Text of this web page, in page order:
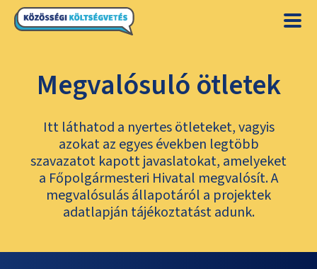
Megvalósuló ötletek
Itt láthatod a nyertes ötleteket, vagyis
azokat az egyes években legtöbb
szavazatot kapott javaslatokat, amelyeket
a Főpolgármesteri Hivatal megvalósít. A
megvalósulás állapotáról a projektek
adatlapján tájékoztatást adunk.